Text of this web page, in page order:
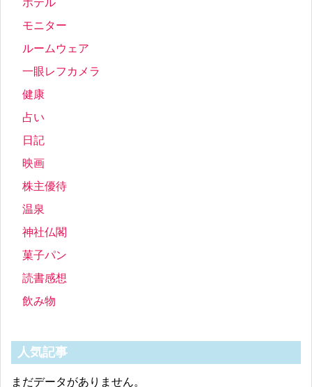
モニター
ルームウェア
一眼レフカメラ
健康
占い
日記
映画
株主優待
温泉
神社仏閣
菓子パン
読書感想
飲み物
人気記事
まだデータがありません。